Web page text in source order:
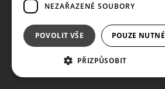
NEZAŘAZENÉ SOUBORY
POVOLIT VŠE POUZE NUTNÉ
PŘIZPŮSOBIT